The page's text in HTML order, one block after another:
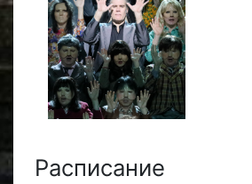
Расписание